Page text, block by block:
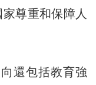
尊重和保障人
還包括教育強